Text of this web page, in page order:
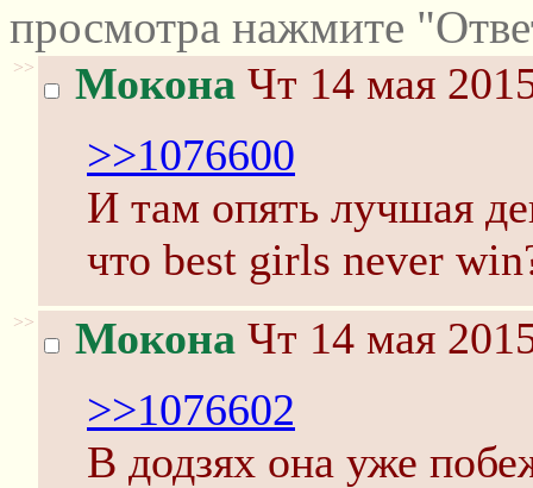
просмотра нажмите
>> Мокона Чт 14 мая
>>1076600
И там опять лучшая
что best girls never
>> Мокона Чт 14 мая
>>1076602
В додзях она уже